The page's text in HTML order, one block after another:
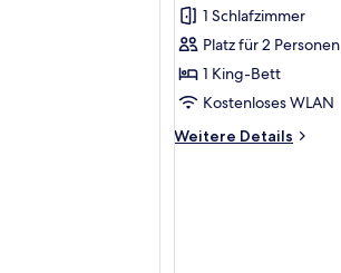
anzeigen
1 Schlafzimmer
Platz für 2 Personen
1 King-Bett
Kostenloses WLAN
Weitere Details
Weitere